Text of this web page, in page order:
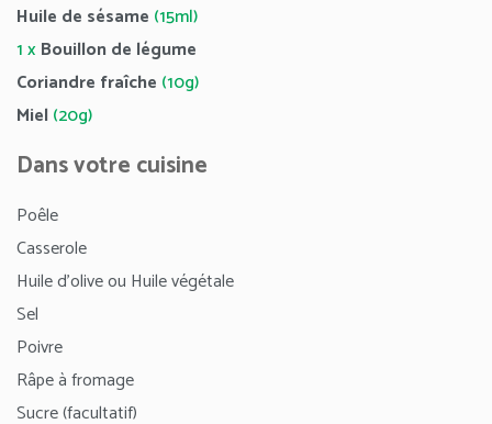
Huile de sésame (15ml)
1 xBouillon de légume
Coriandre fraîche (10g)
Miel(20g)
Dans votre cuisine
Poêle
Casserole
Huile d’olive ou Huile végétale
Sel
Poivre
Râpe à fromage
Sucre (facultatif)